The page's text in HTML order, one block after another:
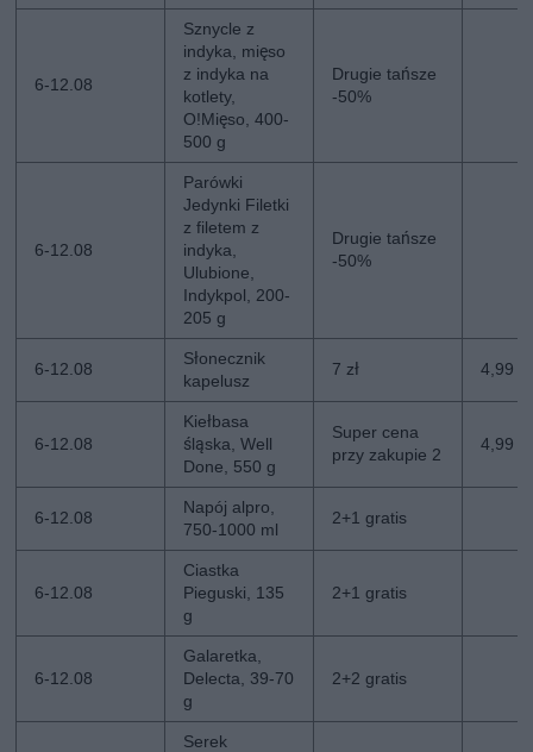
6-12.08
Sznycle z
indyka, mięso
z indyka na
kotlety,
O!Mięso, 400-
500 g
Drugie tańsze
-50%
6-12.08
Parówki
Jedynki Filetki
z filetem z
indyka,
Ulubione,
Indykpol, 200-
205 g
Drugie tańsze
-50%
6-12.08
Słonecznik
kapelusz
7 zł 4,99
6-12.08
Kiełbasa
śląska, Well
Done, 550 g
Super cena
przy zakupie 2
4,99
6-12.08
Napój alpro,
750-1000 ml
2+1 gratis
6-12.08
Ciastka
Pieguski, 135
g
2+1 gratis
6-12.08
Galaretka,
Delecta, 39-70
g
2+2 gratis
Serek